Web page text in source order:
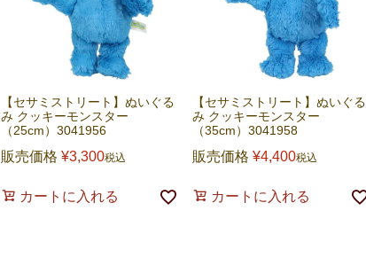
【セサミストリート】ぬいぐる
み クッキーモンスター
（25cm）3041956
販売価格 ¥3,300税込
カートに入れる
【セサミストリート】ぬいぐる
み クッキーモンスター
（35cm）3041958
販売価格 ¥4,400税込
カートに入れる